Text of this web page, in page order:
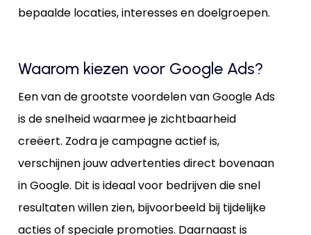
bepaalde locaties, interesses en doelgroepen.
Waarom kiezen voor Google Ads?
Een van de grootste voordelen van Google Ads
is de snelheid waarmee je zichtbaarheid
creëert. Zodra je campagne actief is,
verschijnen jouw advertenties direct bovenaan
in Google. Dit is ideaal voor bedrijven die snel
resultaten willen zien, bijvoorbeeld bij tijdelijke
acties of speciale promoties. Daarnaast is